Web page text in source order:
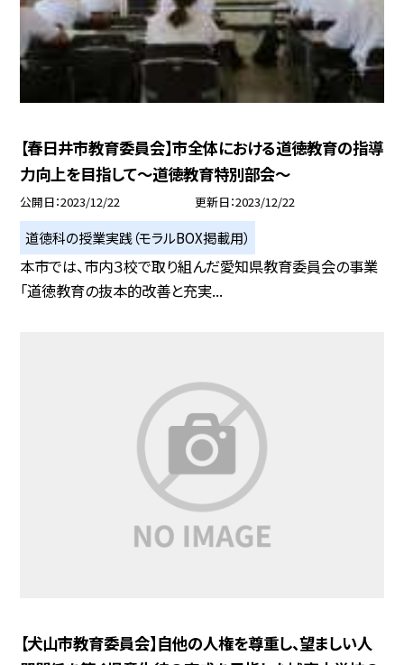
【春日井市教育委員会】市全体における道徳教育の指導
力向上を目指して〜道徳教育特別部会〜
公開日 2023/12/22 更新日 2023/12/22
道徳科の授業実践（モラルBOX掲載用）
本市では、市内３校で取り組んだ愛知県教育委員会の事業
「道徳教育の抜本的改善と充実...
【犬山市教育委員会】自他の人権を尊重し、望ましい人